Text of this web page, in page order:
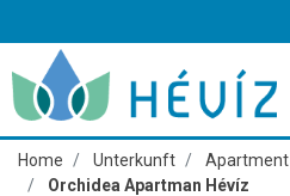
Home Unterkunft
Apartment
Orchidea Apartman Hévíz